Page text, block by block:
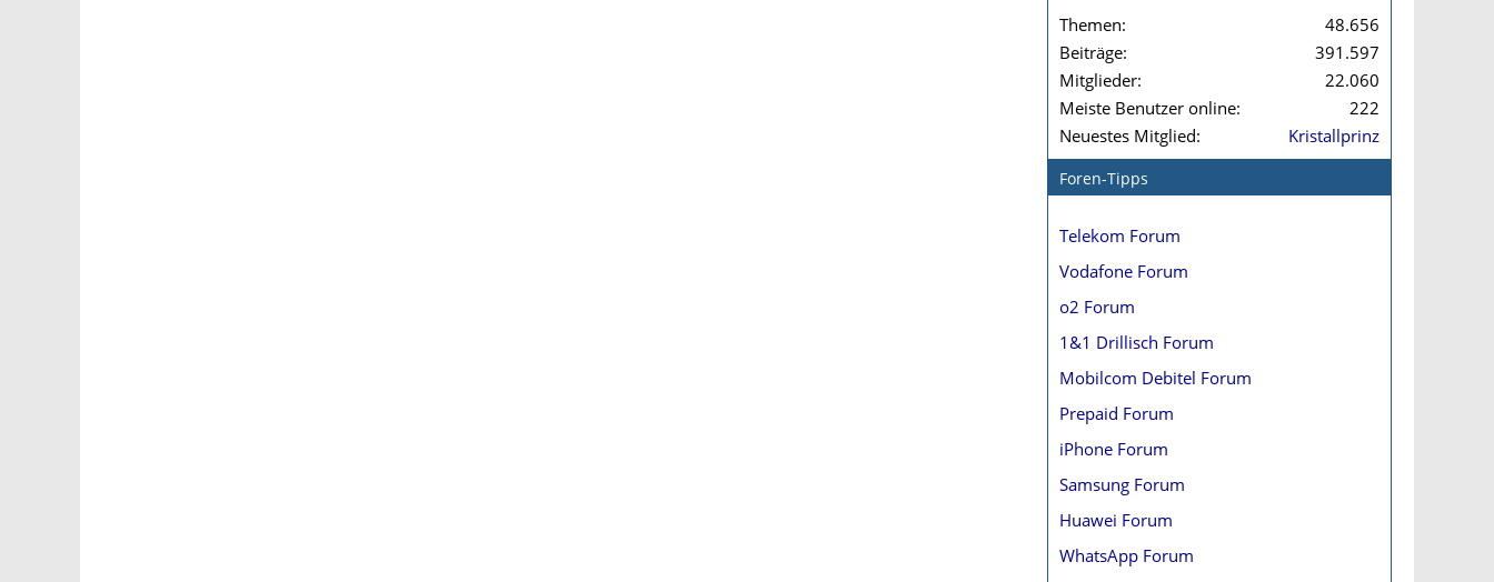
Themen
48.656
Beiträge
391.597
Mitglieder
22.060
Meiste Benutzer online
222
Neuestes Mitglied
Kristallprinz
Foren-Tipps
Telekom Forum
Vodafone Forum
o2 Forum
1&1 Drillisch Forum
Mobilcom Debitel Forum
Prepaid Forum
iPhone Forum
Samsung Forum
Huawei Forum
WhatsApp Forum